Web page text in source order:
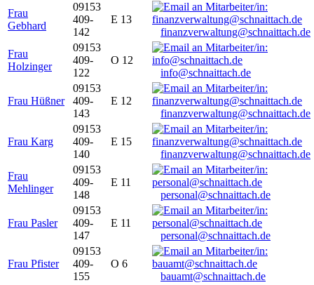
Frau
Gebhard
09153
409-
142
E 13
finanzverwaltung@schnaittach.de
Frau
Holzinger
09153
409-
122
O 12
info@schnaittach.de
Frau Hüßner
09153
409-
143
E 12
finanzverwaltung@schnaittach.de
Frau Karg
09153
409-
140
E 15
finanzverwaltung@schnaittach.de
Frau
Mehlinger
09153
409-
148
E 11
personal@schnaittach.de
Frau Pasler
09153
409-
147
E 11
personal@schnaittach.de
Frau Pfister
09153
409-
155
O 6
bauamt@schnaittach.de